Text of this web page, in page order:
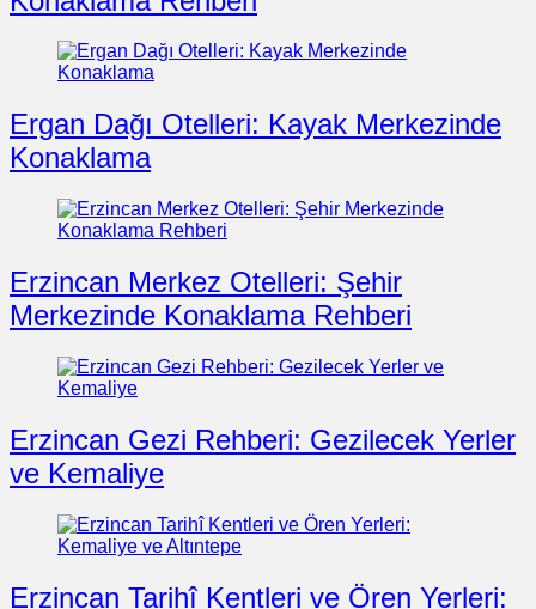
Ergan Dağı Otelleri: Kayak Merkezinde
Konaklama
Erzincan Merkez Otelleri: Şehir
Merkezinde Konaklama Rehberi
Erzincan Gezi Rehberi: Gezilecek Yerler
ve Kemaliye
Erzincan Tarihî Kentleri ve Ören Yerleri: